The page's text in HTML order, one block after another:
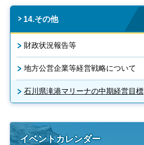
14.その他
財政状況報告等
地方公営企業等経営戦略について
石川県滝港マリーナの中期経営目標
イベントカレンダー